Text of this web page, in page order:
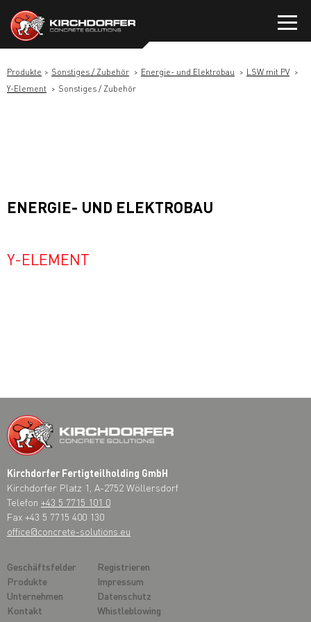
Inhalt
springen
Produkte Sonstiges / Zubehör Energie- und Elektrobau
LSW mit PV
Y-Element
Sonstiges / Zubehör
ENERGIE- UND ELEKTROBAU
Y-ELEMENT
Kirchdorfer Fertigteilholding GmbH
Kirchdorfer Platz 1, A-2752 Wöllersdorf
Telefon +43 5 7715 101 0
Fax +43 5 7715 400 130
office@concrete-solutions.eu
Geschäftsfelder
Produkte
Unternehmen
Kontakt
Registrieren
Impressum
Datenschutz
Whistleblowing